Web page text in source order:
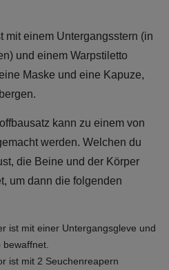
mit einem Untergangsstern (in
und einem Warpstiletto
Maske und eine Kapuze,
kann zu einem von
werden. Welchen du
die Beine und der Körper
um dann die folgenden
ist mit einer Untergangsgleve und
ist mit 2 Seuchenreapern